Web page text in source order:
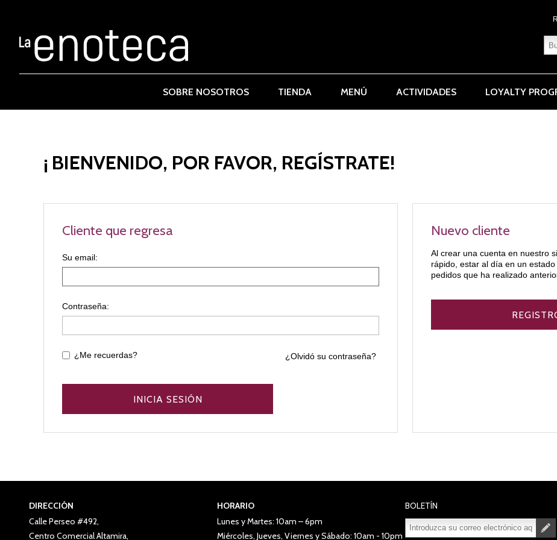
SOBRE NOSOTROS TIENDA MENÚ ACTIVIDADES LOYALTY
¡ BIENVENIDO, POR FAVOR, REGÍSTRATE!
Nuevo cliente
Al crear una cuenta en nuestro
rápido, estar al día en un
pedidos que ha realizado
Cliente que regresa
Contraseña:
¿Me recuerdas? ¿Olvidó su contraseña?
DIRECCIÓN
Calle Perseo #492,
Centro Comercial Altamira,
HORARIO
Lunes y Martes: 10am – 6pm
Miércoles, Jueves, Viernes y Sábado: 10am - 10pm
BOLETÍN